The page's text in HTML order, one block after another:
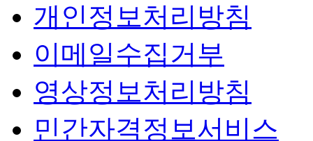
개인정보처리방침
이메일수집거부
영상정보처리방침
민간자격정보서비스